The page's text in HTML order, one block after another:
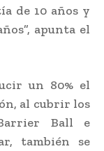
de 10 años y
apunta el
un 80% el
al cubrir los
Ball e
también se